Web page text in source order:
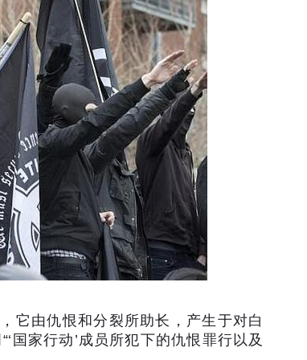
，它由仇恨和分裂所助长，产生于对白
“‘ 国家行动 ’成员所犯下的仇恨罪行以及